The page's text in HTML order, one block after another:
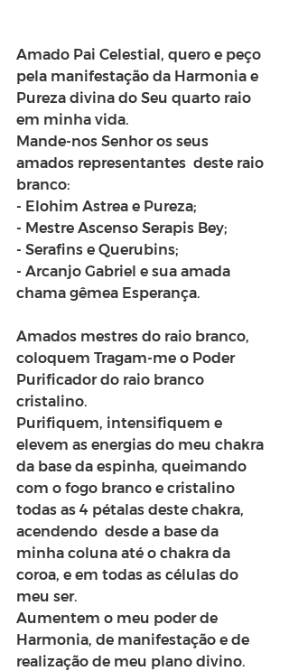
Amado Pai Celestial, quero e peço
pela manifestação da Harmonia e
Pureza divina do Seu quarto raio
em minha vida.
Mande-nos Senhor os seus
amados representantes  deste raio
branco:
- Elohim Astrea e Pureza;
- Mestre Ascenso Serapis Bey;
- Serafins e Querubins;
- Arcanjo Gabriel e sua amada
chama gêmea Esperança.
Amados mestres do raio branco,
coloquem Tragam-me o Poder
Purificador do raio branco
cristalino.
Purifiquem, intensifiquem e
elevem as energias do meu chakra
da base da espinha, queimando
com o fogo branco e cristalino
todas as 4 pétalas deste chakra,
acendendo  desde a base da
minha coluna até o chakra da
coroa, e em todas as células do
meu ser.
Aumentem o meu poder de
Harmonia, de manifestação e de
realização de meu plano divino.